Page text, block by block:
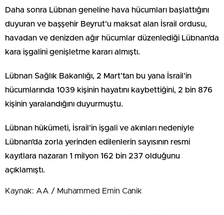
Daha sonra Lübnan geneline hava hücumları başlattığını
duyuran ve başşehir Beyrut’u maksat alan İsrail ordusu,
havadan ve denizden ağır hücumlar düzenlediği Lübnan’da
kara işgalini genişletme kararı almıştı.
Lübnan Sağlık Bakanlığı, 2 Mart’tan bu yana İsrail’in
hücumlarında 1039 kişinin hayatını kaybettiğini, 2 bin 876
kişinin yaralandığını duyurmuştu.
Lübnan hükümeti, İsrail’in işgali ve akınları nedeniyle
Lübnan’da zorla yerinden edilenlerin sayısının resmi
kayıtlara nazaran 1 milyon 162 bin 237 olduğunu
açıklamıştı.
Kaynak: AA / Muhammed Emin Canik